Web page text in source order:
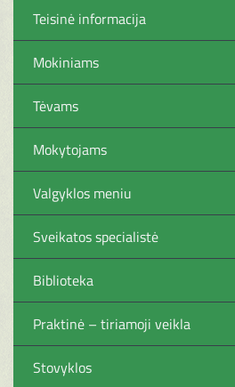
Teisinė informacija
Mokiniams
Tėvams
Mokytojams
Valgyklos meniu
Sveikatos specialistė
Biblioteka
Praktinė – tiriamoji veikla
Stovyklos